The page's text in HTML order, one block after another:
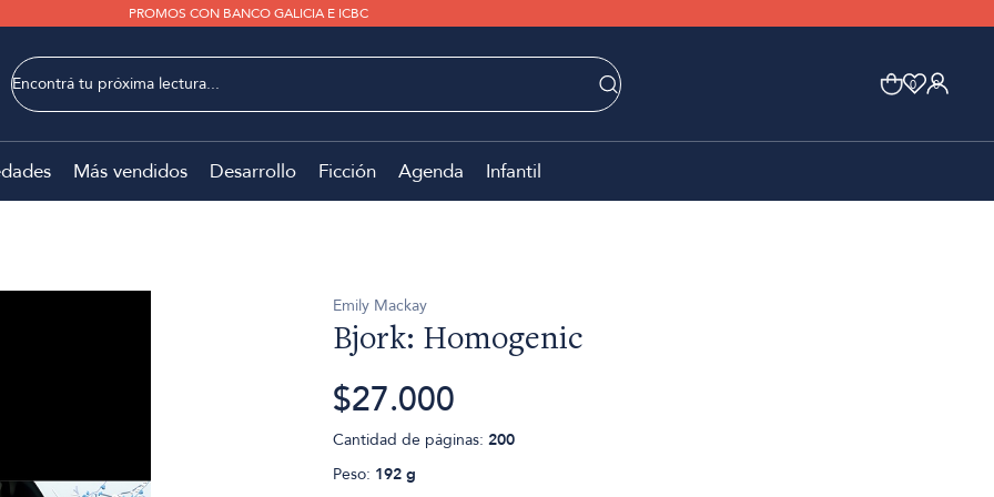
PROMOS CON BANCO GALICIA E ICBC
0 0
Más vendidos Desarrollo Ficción Agenda Infantil
Emily Mackay
Bjork: Homogenic
$27.000
Cantidad de páginas: 200
Peso: 192 g